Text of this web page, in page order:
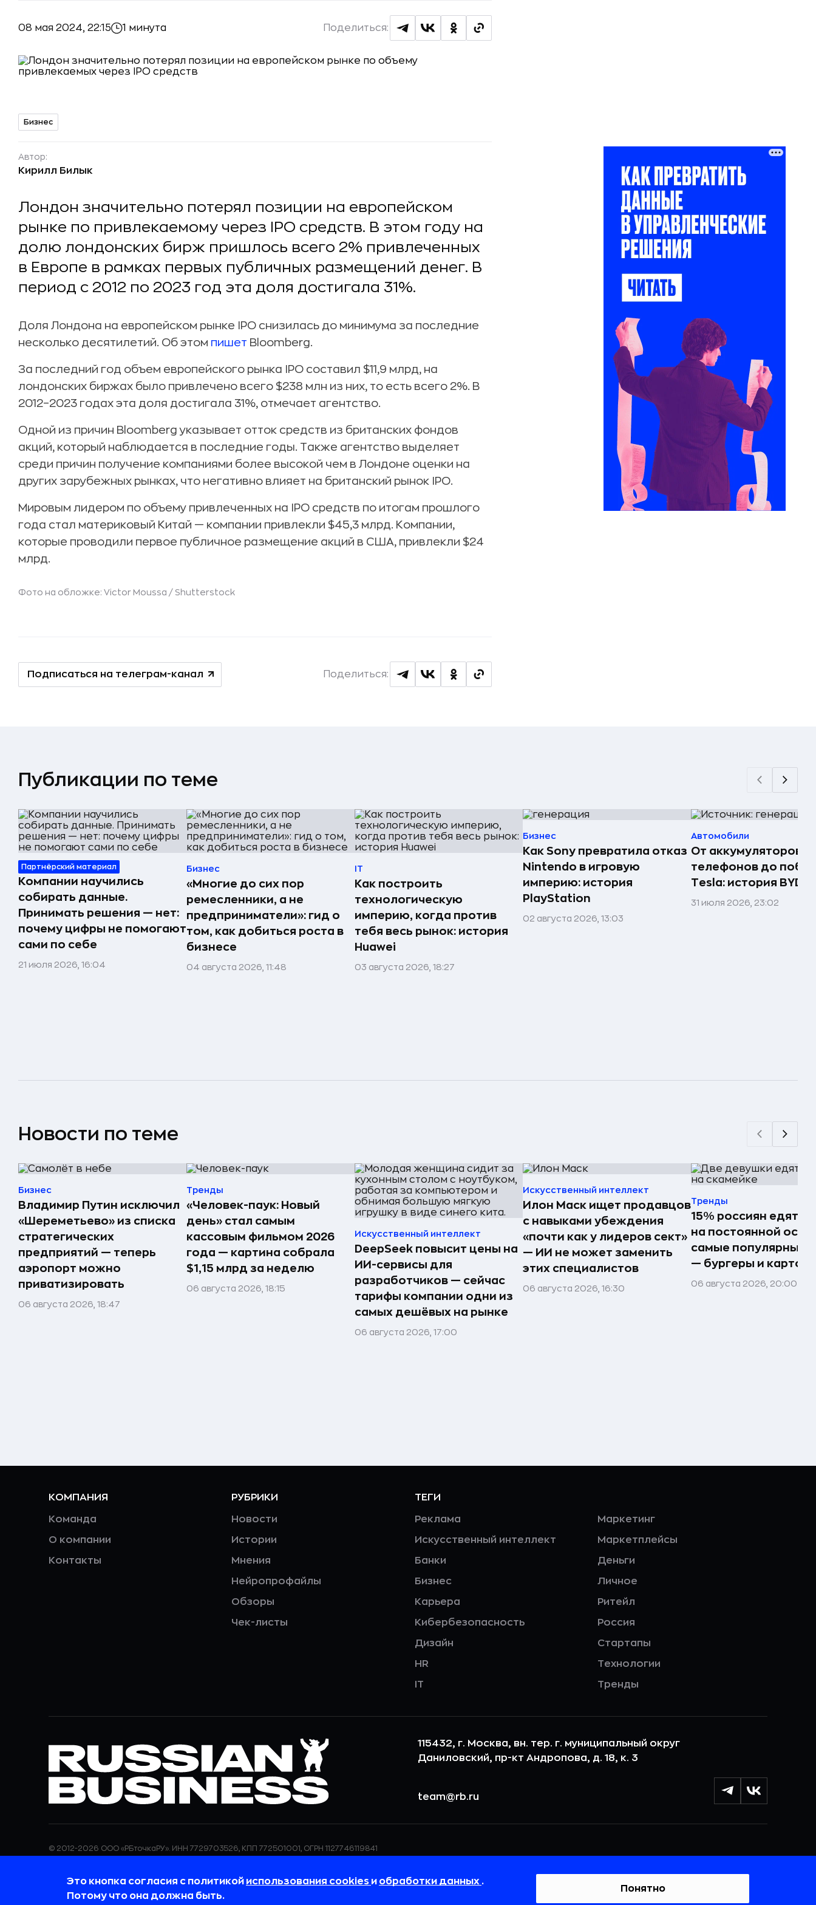
08 мая 2024, 22:15 1 минута Поделиться:
Бизнес
Автор:
Кирилл Билык
Лондон значительно потерял позиции на европейском
рынке по привлекаемому через IPO средств. В этом году на
долю лондонских бирж пришлось всего 2% привлеченных
в Европе в рамках первых публичных размещений денег. В
период с 2012 по 2023 год эта доля достигала 31%.
Доля Лондона на европейском рынке IPO снизилась до минимума за последние
несколько десятилетий. Об этом пишет Bloomberg.
За последний год объем европейского рынка IPO составил $11,9 млрд, на
лондонских биржах было привлечено всего $238 млн из них, то есть всего 2%. В
2012–2023 годах эта доля достигала 31%, отмечает агентство.
Одной из причин Bloomberg указывает отток средств из британских фондов
акций, который наблюдается в последние годы. Также агентство выделяет
среди причин получение компаниями более высокой чем в Лондоне оценки на
других зарубежных рынках, что негативно влияет на британский рынок IPO.
Мировым лидером по объему привлеченных на IPO средств по итогам прошлого
года стал материковый Китай — компании привлекли $45,3 млрд. Компании,
которые проводили первое публичное размещение акций в США, привлекли $24
млрд.
Фото на обложке: Victor Moussa / Shutterstock
Подписаться на телеграм-канал Поделиться:
Публикации по теме
Партнёрский материал
Компании научились
собирать данные.
Принимать решения — нет:
почему цифры не помогают
сами по себе
21 июля 2026, 16:04
Бизнес
«Многие до сих пор
ремесленники, а не
предприниматели»: гид о
том, как добиться роста в
бизнесе
04 августа 2026, 11:48
IT
Как построить
технологическую
империю, когда против
тебя весь рынок: история
Huawei
03 августа 2026, 18:27
Бизнес
Как Sony превратила отказ
Nintendo в игровую
империю: история
PlayStation
02 августа 2026, 13:03
Автомобили
От аккумуляторов
телефонов до
Tesla: история BYD
31 июля 2026, 23:02
Новости по теме
Бизнес
Владимир Путин исключил
«Шереметьево» из списка
стратегических
предприятий — теперь
аэропорт можно
приватизировать
06 августа 2026, 18:47
Тренды
«Человек-паук: Новый
день» стал самым
кассовым фильмом 2026
года — картина собрала
$1,15 млрд за неделю
06 августа 2026, 18:15
Искусственный интеллект
DeepSeek повысит цены на
ИИ-сервисы для
разработчиков — сейчас
тарифы компании одни из
самых дешёвых на рынке
06 августа 2026, 17:00
Искусственный интеллект
Илон Маск ищет продавцов
с навыками убеждения
«почти как у лидеров сект»
— ИИ не может заменить
этих специалистов
06 августа 2026, 16:30
Тренды
15% россиян едят
на постоянной
самые популярные
— бургеры и
06 августа 2026, 20:00
КОМПАНИЯ
Команда
О компании
Контакты
РУБРИКИ
Новости
Истории
Мнения
Нейропрофайлы
Обзоры
Чек-листы
ТЕГИ
Реклама
Искусственный интеллект
Банки
Бизнес
Карьера
Кибербезопасность
Дизайн
HR
IT
Маркетинг
Маркетплейсы
Деньги
Личное
Ритейл
Россия
Стартапы
Технологии
Тренды
115432, г. Москва, вн. тер. г. муниципальный округ
Даниловский, пр-кт Андропова, д. 18, к. 3
team@rb.ru
© 2012-2026 ООО «РБточкаРУ». ИНН 7729703526, КПП 772501001, ОГРН 1127746119841
требованиях к защите персональных данных отражены в Политике в отношении
обработки персональных данных.
повышения удобства пользования веб-сайтом. Если вы не хотите, чтобы ваши
пользовательские данные обрабатывались, пожалуйста, ограничьте их использование в
Это кнопка согласия с политикой использования cookies и обработки данных .
Потому что она должна быть.
Понятно